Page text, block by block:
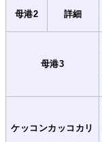
母港2 詳細
母港3
ケッコンカッコカリ